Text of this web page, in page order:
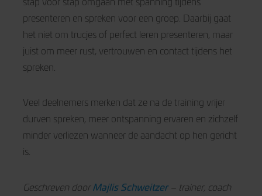
presenteren en spreken voor een groep. Daarbij gaat
het niet om trucjes of perfect leren presenteren, maar
juist om meer rust, vertrouwen en contact tijdens het
spreken.
Veel deelnemers merken dat ze na de training vrijer
durven spreken, meer ontspanning ervaren en zichzelf
minder verliezen wanneer de aandacht op hen gericht
is.
Geschreven doorMajlis Schweitzer– trainer, coach